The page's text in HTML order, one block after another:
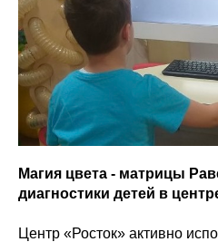
Магия цвета - матрицы
диагностики детей в
Центр «Росток» активно